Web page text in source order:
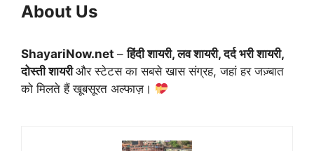
About Us
ShayariNow.net –हिंदी शायरी, लव शायरी, दर्द भरी शायरी,
दोस्ती शायरीऔर स्टेटस का सबसे खास संग्रह, जहां हर जज़्बात
को मिलते हैं खूबसूरत अल्फाज़।